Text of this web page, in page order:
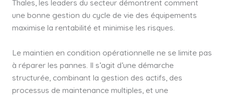
Thales, les leaders du secteur démontrent comment
une bonne gestion du cycle de vie des équipements
maximise la rentabilité et minimise les risques.
Le maintien en condition opérationnelle ne se limite pas
à réparer les pannes. Il s’agit d’une démarche
structurée, combinant la gestion des actifs, des
processus de maintenance multiples, et une